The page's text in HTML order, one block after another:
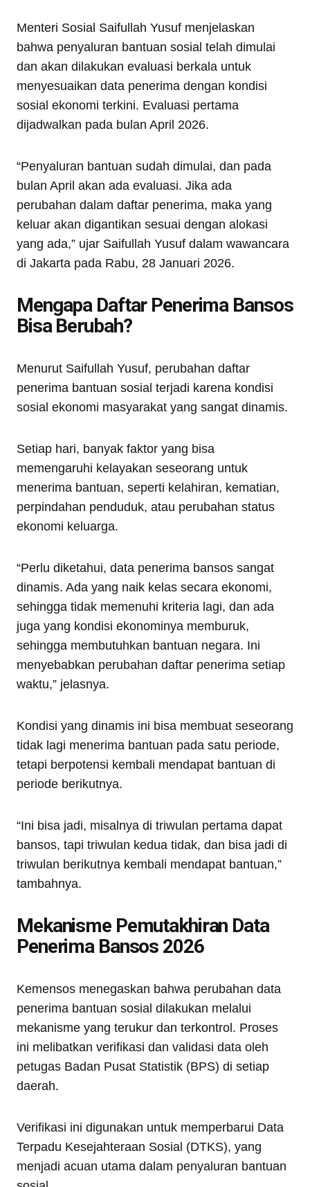
Menteri Sosial Saifullah Yusuf menjelaskan
bahwa penyaluran bantuan sosial telah dimulai
dan akan dilakukan evaluasi berkala untuk
menyesuaikan data penerima dengan kondisi
sosial ekonomi terkini. Evaluasi pertama
dijadwalkan pada bulan April 2026.
“Penyaluran bantuan sudah dimulai, dan pada
bulan April akan ada evaluasi. Jika ada
perubahan dalam daftar penerima, maka yang
keluar akan digantikan sesuai dengan alokasi
yang ada,” ujar Saifullah Yusuf dalam wawancara
di Jakarta pada Rabu, 28 Januari 2026.
Mengapa Daftar Penerima Bansos
Bisa Berubah?
Menurut Saifullah Yusuf, perubahan daftar
penerima bantuan sosial terjadi karena kondisi
sosial ekonomi masyarakat yang sangat dinamis.
Setiap hari, banyak faktor yang bisa
memengaruhi kelayakan seseorang untuk
menerima bantuan, seperti kelahiran, kematian,
perpindahan penduduk, atau perubahan status
ekonomi keluarga.
“Perlu diketahui, data penerima bansos sangat
dinamis. Ada yang naik kelas secara ekonomi,
sehingga tidak memenuhi kriteria lagi, dan ada
juga yang kondisi ekonominya memburuk,
sehingga membutuhkan bantuan negara. Ini
menyebabkan perubahan daftar penerima setiap
waktu,” jelasnya.
Kondisi yang dinamis ini bisa membuat seseorang
tidak lagi menerima bantuan pada satu periode,
tetapi berpotensi kembali mendapat bantuan di
periode berikutnya.
“Ini bisa jadi, misalnya di triwulan pertama dapat
bansos, tapi triwulan kedua tidak, dan bisa jadi di
triwulan berikutnya kembali mendapat bantuan,”
tambahnya.
Mekanisme Pemutakhiran Data
Penerima Bansos 2026
Kemensos menegaskan bahwa perubahan data
penerima bantuan sosial dilakukan melalui
mekanisme yang terukur dan terkontrol. Proses
ini melibatkan verifikasi dan validasi data oleh
petugas Badan Pusat Statistik (BPS) di setiap
daerah.
Verifikasi ini digunakan untuk memperbarui Data
Terpadu Kesejahteraan Sosial (DTKS), yang
menjadi acuan utama dalam penyaluran bantuan